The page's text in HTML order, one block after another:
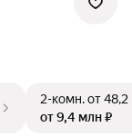
2-комн.от 48,2
от 9,4 млн ₽